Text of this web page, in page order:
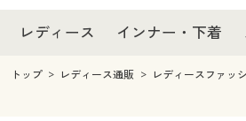
レディースファッション
インナー・下着
インナー・下着通販すべて
メンズ
レディース インナー・下着
レディースファッション
インナー・下着通販すべて
メンズ
トップ レディース通販 レディースファッ